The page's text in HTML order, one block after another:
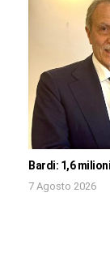
Bardi: 1,6
7 Agosto 2026